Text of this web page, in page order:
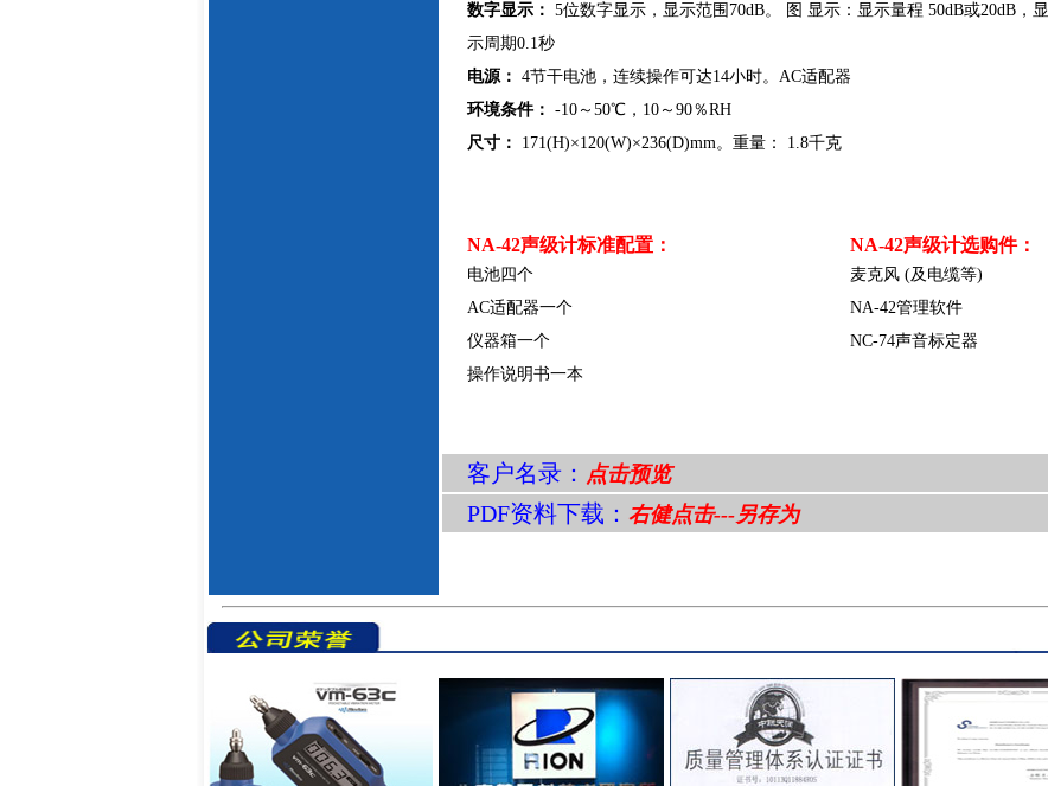
数字显示： 5位数字显示，显示范围70dB。 图 显示：显示量程 50dB或20dB，显
示周期0.1秒
电源： 4节干电池，连续操作可达14小时。AC适配器
环境条件： -10～50℃，10～90％RH
尺寸：
171(H)×120(W)×236(D)mm。重量： 1.8千克
NA-42声级计标准配置： NA-42声级计选购件：
电池四个
麦克风 (及电缆等)
AC适配器一个
NA-42管理软件
仪器箱一个
NC-74声音标定器
操作说明书一本
客户名录： 点击预览
PDF资料下载： 右健点击---另存为